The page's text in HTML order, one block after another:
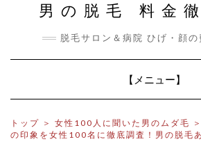
男の脱毛 料金
脱毛サロン＆病院 ひげ・顔の
【メニュ
トップ ＞ 女性100人に聞いた男のムダ毛 ＞
の印象を女性100名に徹底調査！男の脱毛